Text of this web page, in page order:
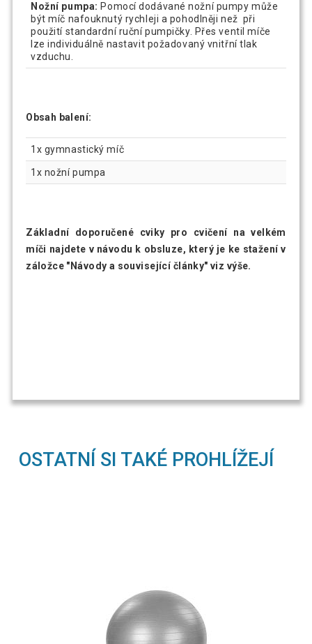
Nožní pumpa: Pomocí dodávané nožní pumpy může
být míč nafouknutý rychleji a pohodlněji než při
použití standardní ruční pumpičky. Přes ventil míče
lze individuálně nastavit požadovaný vnitřní tlak
vzduchu.
Obsah balení:
1x gymnastický míč
1x nožní pumpa
Základní doporučené cviky pro cvičení na velkém
míči najdete v návodu k obsluze, který je ke stažení v
záložce "Návody a související články" viz výše.
OSTATNÍ SI TAKÉ PROHLÍŽEJÍ